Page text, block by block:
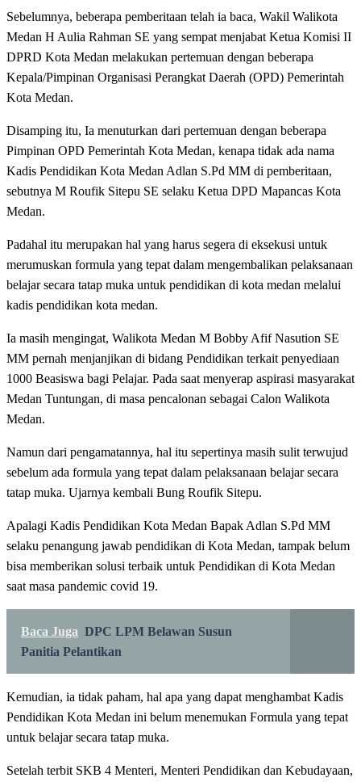
Sebelumnya, beberapa pemberitaan telah ia baca, Wakil Walikota
Medan H Aulia Rahman SE yang sempat menjabat Ketua Komisi II
DPRD Kota Medan melakukan pertemuan dengan beberapa
Kepala/Pimpinan Organisasi Perangkat Daerah (OPD) Pemerintah
Kota Medan.
Disamping itu, Ia menuturkan dari pertemuan dengan beberapa
Pimpinan OPD Pemerintah Kota Medan, kenapa tidak ada nama
Kadis Pendidikan Kota Medan Adlan S.Pd MM di pemberitaan,
sebutnya M Roufik Sitepu SE selaku Ketua DPD Mapancas Kota
Medan.
Padahal itu merupakan hal yang harus segera di eksekusi untuk
merumuskan formula yang tepat dalam mengembalikan pelaksanaan
belajar secara tatap muka untuk pendidikan di kota medan melalui
kadis pendidikan kota medan.
Ia masih mengingat, Walikota Medan M Bobby Afif Nasution SE
MM pernah menjanjikan di bidang Pendidikan terkait penyediaan
1000 Beasiswa bagi Pelajar. Pada saat menyerap aspirasi masyarakat
Medan Tuntungan, di masa pencalonan sebagai Calon Walikota
Medan.
Namun dari pengamatannya, hal itu sepertinya masih sulit terwujud
sebelum ada formula yang tepat dalam pelaksanaan belajar secara
tatap muka. Ujarnya kembali Bung Roufik Sitepu.
Apalagi Kadis Pendidikan Kota Medan Bapak Adlan S.Pd MM
selaku penangung jawab pendidikan di Kota Medan, tampak belum
bisa memberikan solusi terbaik untuk Pendidikan di Kota Medan
saat masa pandemic covid 19.
Baca Juga DPC LPM Belawan Susun
Panitia Pelantikan
Kemudian, ia tidak paham, hal apa yang dapat menghambat Kadis
Pendidikan Kota Medan ini belum menemukan Formula yang tepat
untuk belajar secara tatap muka.
Setelah terbit SKB 4 Menteri, Menteri Pendidikan dan Kebudayaan,